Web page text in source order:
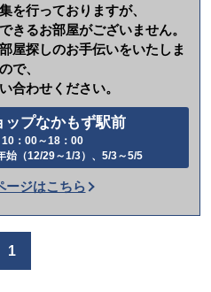
を行っておりますが、
きるお部屋がございません。
屋探しのお手伝いをいたしま
で、
合わせください。
ップなかもず駅前
10：00～18：00
始（12/29～1/3）、5/3～5/5
話
か
ージはこちら
1